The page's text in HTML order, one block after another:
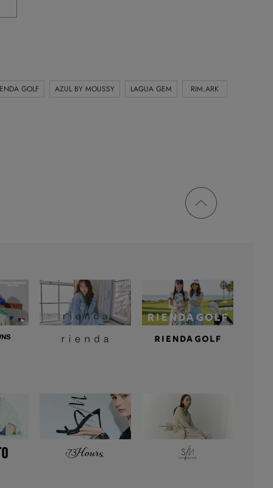
GOLF AZUL BY MOUSSY LAGUA GEM RIM.ARK
ページ
トップ